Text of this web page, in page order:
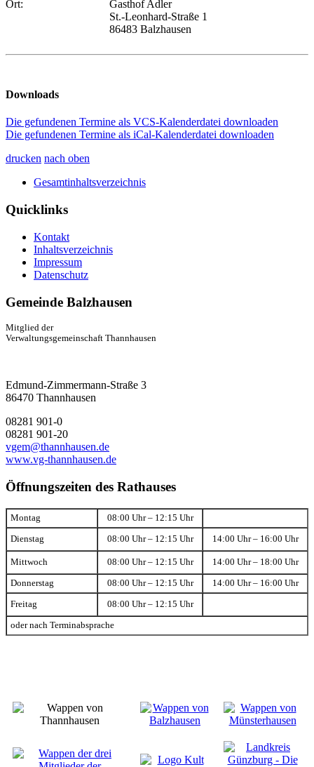
Ort:
Gasthof Adler
St.-Leonhard-Straße 1
86483 Balzhausen
Downloads
Die gefundenen Termine als VCS-Kalenderdatei downloaden
Die gefundenen Termine als iCal-Kalenderdatei downloaden
drucken nach oben
Gesamtinhaltsverzeichnis
Quicklinks
Kontakt
Inhaltsverzeichnis
Impressum
Datenschutz
Gemeinde Balzhausen
Mitglied der
Verwaltungsgemeinschaft Thannhausen
Edmund-Zimmermann-Straße 3
86470 Thannhausen
08281 901-0
08281 901-20
vgem@thannhausen.de
www.vg-thannhausen.de
Öffnungszeiten des Rathauses
Montag 08:00 Uhr – 12:15 Uhr
Dienstag 08:00 Uhr – 12:15 Uhr 14:00 Uhr – 16:00 Uhr
Mittwoch 08:00 Uhr – 12:15 Uhr 14:00 Uhr – 18:00 Uhr
Donnerstag 08:00 Uhr – 12:15 Uhr 14:00 Uhr – 16:00 Uhr
Freitag 08:00 Uhr – 12:15 Uhr
oder nach Terminabsprache